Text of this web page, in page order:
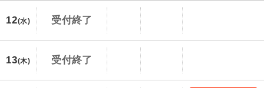
12(水) 受付終了
13(木) 受付終了